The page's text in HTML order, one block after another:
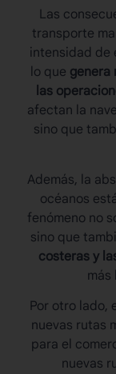
Las
transporte
intensidad de
lo que genera
las
afectan la
sino que
Además, la
océanos
fenómeno no
sino que
costeras y
más
Por otro lado,
nuevas rutas
para el
nuevas